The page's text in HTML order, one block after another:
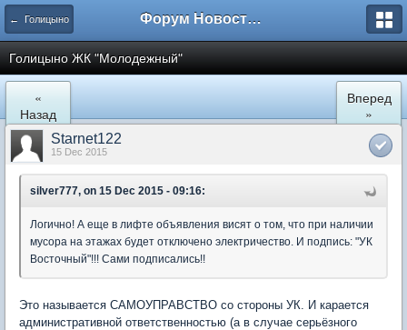
← Голицыно Форум Новостройки
Голицыно ЖК "Молодежный"
«
Назад
Вперед
»
Starnet122
15 Dec 2015
silver777, on 15 Dec 2015 - 09:16:
Логично! А еще в лифте объявления висят о том, что при наличии
мусора на этажах будет отключено электричество. И подпись: "УК
Восточный"!!! Сами подписались!!
Это называется САМОУПРАВСТВО со стороны УК. И карается
административной ответственностью (а в случае серьёзного